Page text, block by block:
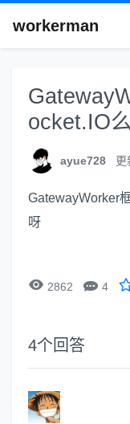
workerman
ocket.IO
ayue728 更
GatewayWorker
呀
 2862  4
4个回答